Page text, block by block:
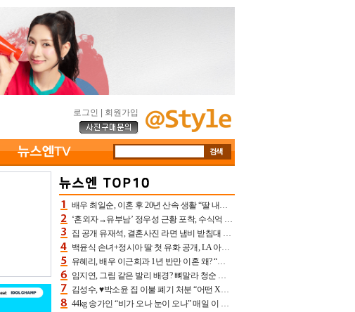
로그인 회원가입
배우 최일순, 이혼 후 20년 산속 생활 “딸 내가 버렸다고 원망‥맘 아파”(특종)[어제TV]
‘혼외자→유부남’ 정우성 근황 포착, 수식억 해킹 피해 후배 만났다 “존경하는”
집 공개 유재석, 결혼사진 라면 냄비 받침대 되고 분노‥가족사진도 피해(놀뭐)[어제TV]
백윤식 손녀+정시아 딸 첫 유화 공개, LA 아트쇼→서울국제조각페스타 작가다운 수준급 실력
유혜리, 배우 이근희과 1년 반만 이혼 왜? “식칼 꽂고 의자 던져” 충격 폭로(특종)[어제TV]
임지연, 그림 같은 발리 배경? 뼈말라 청순 비키니 핏에 상대 안 되네
김성수, ♥박소윤 집 이불 폐기 처분 “어떤 X이랑 썼을지 몰라” 질투(신랑수업2)[어제TV]
44kg 송가인 “비가 오나 눈이 오나” 매일 이 운동, 허벅지 근육량 상승+체지방 감소